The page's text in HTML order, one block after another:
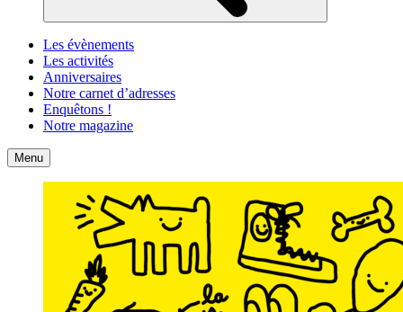
Les évènements
Les activités
Anniversaires
Notre carnet d’adresses
Enquêtons !
Notre magazine
Accueil
Menu Contact